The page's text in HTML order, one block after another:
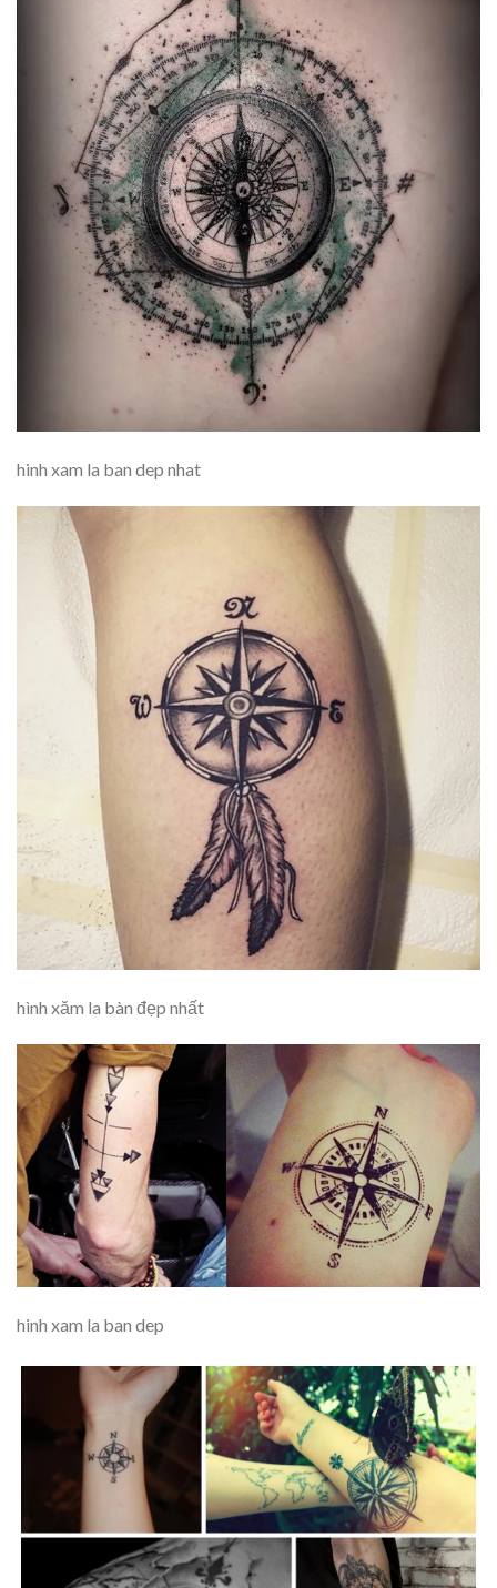
hinh xam la ban dep nhat
hình xăm la bàn đẹp nhất
hinh xam la ban dep